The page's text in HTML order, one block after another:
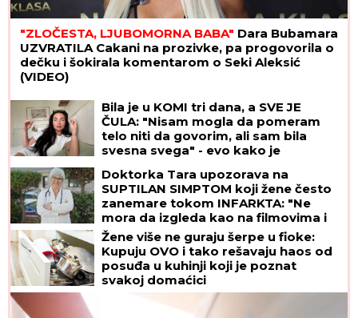
"SKUPLJAM APETIT OKOLO, A JEDEM KOD KUĆE"
Našem pevaču žena oprostila sve afere: "Ne
mogu da kažem da nisam pogledao drugu"
zlatnu, hrskavu koricu
Stiže ASTRO-FENOMEN GODINE!
Lavlja kapija 888 otvara se 8.
PREOKRET SUDBINE - ali jedan
RITUAL morate da uradite za uspeh